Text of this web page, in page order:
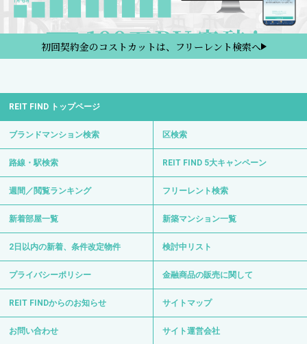
初回契約金のコストカットは、フリーレント検索へ
REIT FIND トップページ
ブランドマンション検索 区検索
路線・駅検索 REIT FIND 5大キャンペーン
週間／閲覧ランキング フリーレント検索
新着部屋一覧 新築マンション一覧
2日以内の新着、条件改定物件 検討中リスト
プライバシーポリシー 金融商品の販売に関して
REIT FINDからのお知らせ サイトマップ
お問い合わせ サイト運営会社